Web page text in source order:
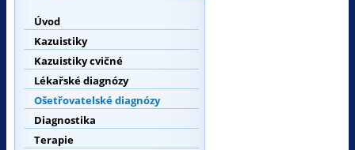
Úvod
Kazuistiky
Kazuistiky cvičné
Lékařské diagnózy
Ošetřovatelské diagnózy
Diagnostika
Terapie